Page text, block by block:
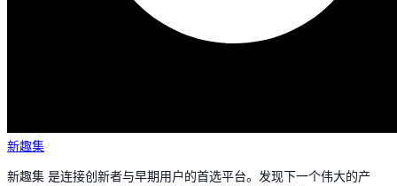
新趣集
新趣集 是连接创新者与早期用户的首选平台。发现下一个伟大的产